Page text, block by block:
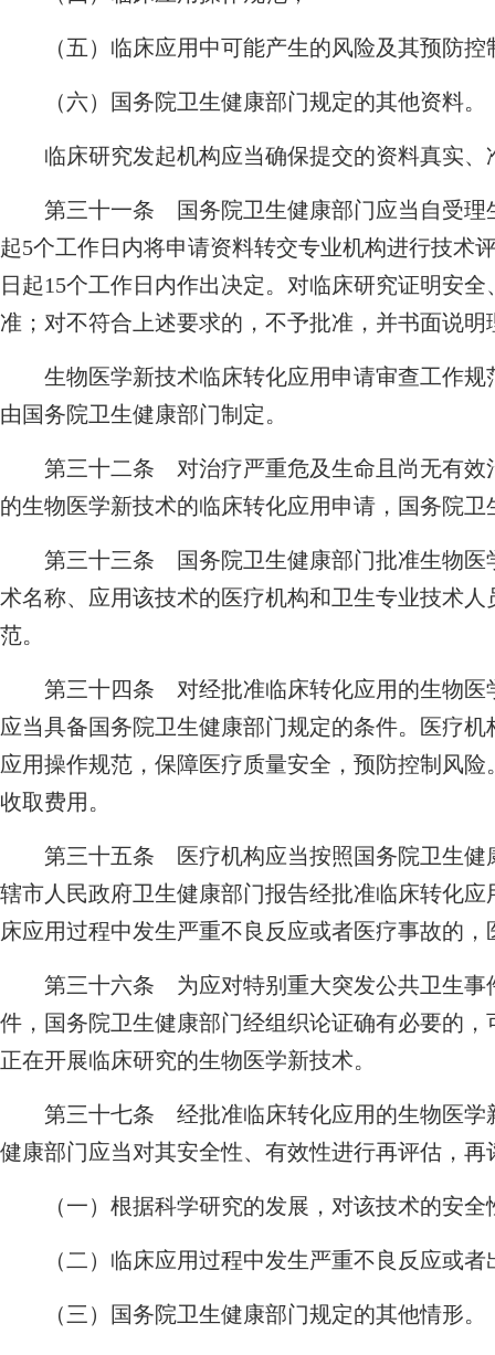
（五）临床应用中可能产生的风险及其预防控
（六）国务院卫生健康部门规定的其他资料。
临床研究发起机构应当确保提交的资料真实、
第三十一条 国务院卫生健康部门应当自受理
起5个工作日内将申请资料转交专业机构进行技术
日起15个工作日内作出决定。对临床研究证明安
准；对不符合上述要求的，不予批准，并书面说明
生物医学新技术临床转化应用申请审查工作规
由国务院卫生健康部门制定。
第三十二条 对治疗严重危及生命且尚无有效
的生物医学新技术的临床转化应用申请，国务院
第三十三条 国务院卫生健康部门批准生物医
术名称、应用该技术的医疗机构和卫生专业技术
范。
第三十四条 对经批准临床转化应用的生物医
应当具备国务院卫生健康部门规定的条件。医疗
应用操作规范，保障医疗质量安全，预防控制风
收取费用。
第三十五条 医疗机构应当按照国务院卫生健
辖市人民政府卫生健康部门报告经批准临床转化
床应用过程中发生严重不良反应或者医疗事故的
第三十六条 为应对特别重大突发公共卫生事
件，国务院卫生健康部门经组织论证确有必要的
正在开展临床研究的生物医学新技术。
第三十七条 经批准临床转化应用的生物医学
健康部门应当对其安全性、有效性进行再评估，
（一）根据科学研究的发展，对该技术的安全
（二）临床应用过程中发生严重不良反应或者
（三）国务院卫生健康部门规定的其他情形。